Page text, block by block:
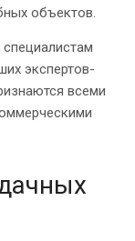
объектов.
экспертов-
всеми